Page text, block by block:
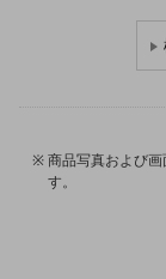
セキュリティ
その他のお悩みはこち
商品写真および
す。